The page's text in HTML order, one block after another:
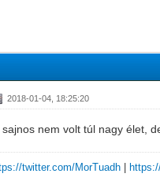
2018-01-04, 18:25:20
sajnos nem volt túl nagy élet,
twitter.com/MorTuadh